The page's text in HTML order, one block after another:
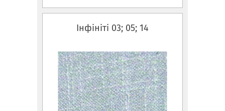
Інфініті 03; 05; 14